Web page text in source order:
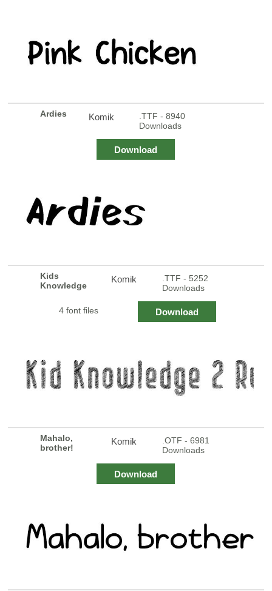
Ardies Komik
.TTF - 8940
Downloads
Download
Kids
Knowledge
Komik
.TTF - 5252
Downloads
4 font files Download
Mahalo,
brother!
Komik
.OTF - 6981
Downloads
Download